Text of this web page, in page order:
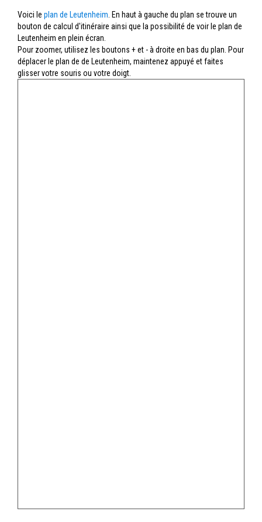
Voici le plan de Leutenheim . En haut à gauche du plan se trouve un
bouton de calcul d'itinéraire ainsi que la possibilité de voir le plan de
Leutenheim en plein écran.
Pour zoomer, utilisez les boutons + et - à droite en bas du plan. Pour
déplacer le plan de de Leutenheim, maintenez appuyé et faites
glisser votre souris ou votre doigt.